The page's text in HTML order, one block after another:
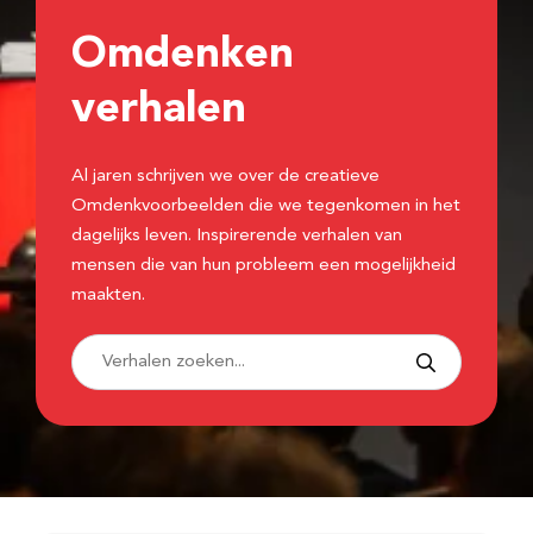
Omdenken
verhalen
Al jaren schrijven we over de creatieve
Omdenkvoorbeelden die we tegenkomen in het
dagelijks leven. Inspirerende verhalen van
mensen die van hun probleem een mogelijkheid
maakten.